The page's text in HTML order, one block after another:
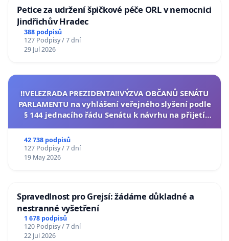
Petice za udržení špičkové péče ORL v nemocnici
Jindřichův Hradec
388 podpisů
127 Podpisy / 7 dní
29 Jul 2026
‼️VELEZRADA PREZIDENTA‼️VÝZVA OBČANŮ SENÁTU
PARLAMENTU na vyhlášení veřejného slyšení podle
§ 144 jednacího řádu Senátu k návrhu na přijetí
42 738 podpisů
127 Podpisy / 7 dní
19 May 2026
Spravedlnost pro Grejsí: žádáme důkladné a
nestranné vyšetření
1 678 podpisů
120 Podpisy / 7 dní
22 Jul 2026